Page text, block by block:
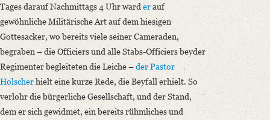
Tages darauf Nachmittags 4 Uhr ward erauf
gewöhnliche Militärische Art auf dem hiesigen
Gottesacker, wo bereits viele seiner Cameraden,
begraben – die Officiers und alle Stabs-Officiers beyder
Regimenter begleiteten die Leiche –der Pastor
Holscherhielt eine kurze Rede, die Beyfall erhielt. So
verlohr die bürgerliche Gesellschaft, und der Stand,
dem er sich gewidmet, ein bereits rühmliches und